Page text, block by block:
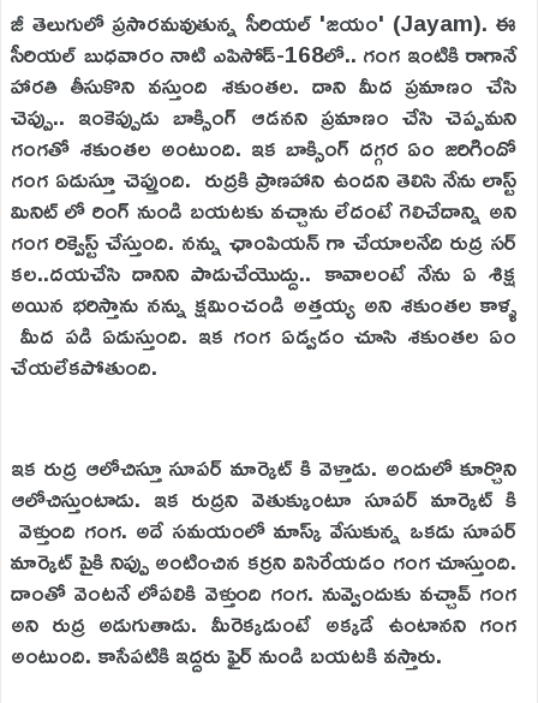
జీ తెలుగులో ప్రసారమవుతున్న సీరియల్ 'జయం' (Jayam). ఈ
సీరియల్ బుధవారం నాటి ఎపిసోడ్-168లో.. గంగ ఇంటికి రాగానే
హారతి తీసుకొని వస్తుంది శకుంతల. దాని మీద ప్రమాణం చేసి
చెప్పు.. ఇంకెప్పుడు బాక్సింగ్ ఆడనని ప్రమాణం చేసి చెప్పమని
గంగతో శకుంతల అంటుంది. ‌ఇక బాక్సింగ్ దగ్గర ఏం జరిగిందో
గంగ ఏడుస్తూ చెప్తుంది. ‌ రుద్రకి ప్రాణహాని ఉందని తెలిసి నేను లాస్ట్
మినిట్ లో రింగ్ నుండి బయటకు వచ్చాను లేదంటే గెలిచేదాన్ని అని
గంగ రిక్వెస్ట్ చేస్తుంది. నన్ను ఛాంపియన్ గా చేయాలనేది రుద్ర సర్
కల..‌దయచేసి దానిని పాడుచేయొద్దు..‌ కావాలంటే నేను ఏ శిక్ష
అయిన భరిస్తాను నన్ను క్షమించండి అత్తయ్య అని శకుంతల కాళ్ళ
మీద పడి ఏడుస్తుంది‌. ఇక గంగ ఏడ్వడం చూసి శకుంతల ఏం
చేయలేకపోతుంది.
ఇక రుద్ర ఆలోచిస్తూ సూపర్ మార్కెట్ కి వెళ్తాడు. అందులో కూర్చొని
ఆలోచిస్తుంటాడు. ఇక రుద్రని వెతుక్కుంటూ సూపర్ మార్కెట్ కి
వెళ్తుంది గంగ. అదే సమయంలో మాస్క్ వేసుకున్న ఒకడు సూపర్
మార్కెట్ పైకి నిప్పు అంటించిన కర్రని విసిరేయడం గంగ చూస్తుంది.
దాంతో వెంటనే లోపలికి వెళ్తుంది గంగ. నువ్వెందుకు వచ్చావ్ గంగ
అని రుద్ర అడుగుతాడు. మీరెక్కడుంటే అక్కడే ఉంటానని గంగ
అంటుంది. కాసేపటికి ఇద్దరు ఫైర్ నుండి బయటకి వస్తారు.